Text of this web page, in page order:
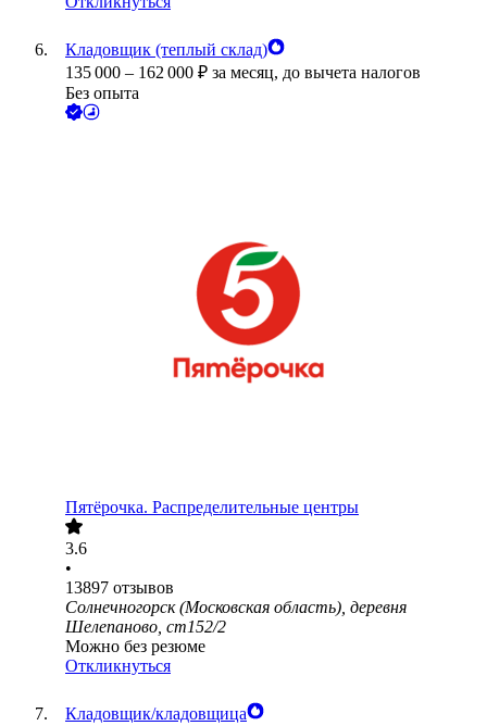
Кладовщик (теплый склад)
135 000 – 162 000 ₽ за месяц, до вычета налогов
Без опыта
Пятёрочка. Распределительные центры
3.6
•
13897 отзывов
Солнечногорск (Московская область), деревня
Шелепаново, ст152/2
Можно без резюме
Откликнуться
Кладовщик/кладовщица